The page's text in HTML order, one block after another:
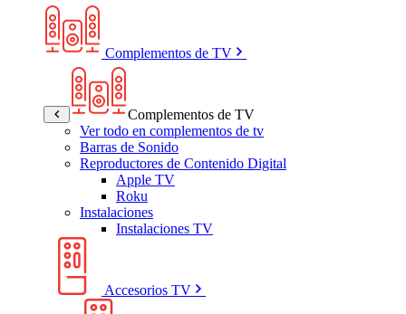
Complementos de TV
Complementos de TV
Ver todo en complementos de tv
Barras de Sonido
Reproductores de Contenido Digital
Apple TV
Roku
Instalaciones
Instalaciones TV
Accesorios TV